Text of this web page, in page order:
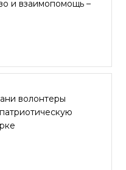
и взаимопомощь –
волонтеры